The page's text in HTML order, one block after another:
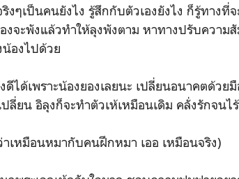
ริงๆเป็นคนยังไง รู้สึกกับตัวเองยังไง ก็รู้ทาง
งจะพังแล้วทำให้ลุงพังตาม หาทางปรับควา
องไปด้วย
ดีได้เพราะน้องยองเลยนะ เปลี่ยนอนาคตด้วย
ปลี่ยน อิลุงก็จะทำตัวเห้เหมือนเดิม คลั่งรักจนไ
เหมือนหมากับคนฝึกหมา เออ เหมือนจริง)